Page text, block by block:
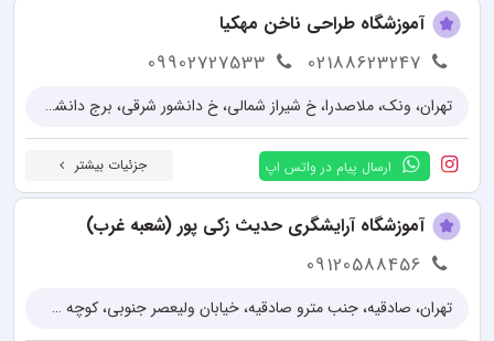
آموزشگاه طراحی ناخن مهکیا
02188623247
09902727533
تهران، ونک، ملاصدرا، خ شیراز شمالی، خ دانشور شرقی، برج دانشور، پلاک 26، طبقه 6، واحد 6 اف
ارسال پیام در واتس اپ جزئیات بیشتر
آموزشگاه آرایشگری حدیث زکی پور (شعبه غرب)
09120588456
تهران، صادقیه، جنب مترو صادقیه، خیابان ولیعصر جنوبی، کوچه چهارم، پلاک ۵۲، طبقه ۵، واحد ۱۸